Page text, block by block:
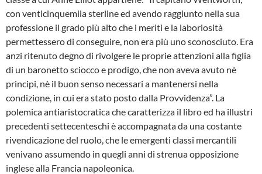
con venticinquemila sterline ed avendo raggiunto nella sua
professione il grado più alto che i meriti e la laboriosità
permettessero di conseguire, non era più uno sconosciuto. Era
anzi ritenuto degno di rivolgere le proprie attenzioni alla figlia
di un baronetto sciocco e prodigo, che non aveva avuto nè
principi, nè il buon senso necessari a mantenersi nella
condizione, in cui era stato posto dalla Provvidenza”. La
polemica antiaristocratica che caratterizza il libro ed ha illustri
precedenti settecenteschi è accompagnata da una costante
rivendicazione del ruolo, che le emergenti classi mercantili
venivano assumendo in quegli anni di strenua opposizione
inglese alla Francia napoleonica.